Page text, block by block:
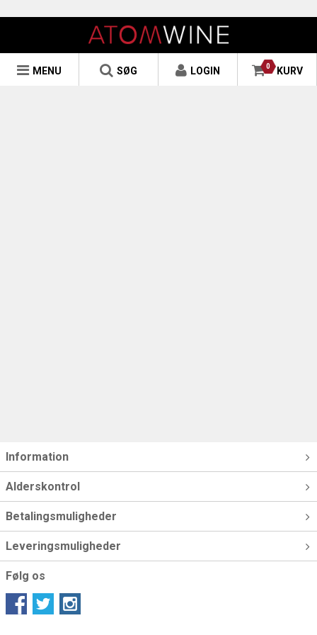
0 KURV
LOGIN
SØG
MENU
Information
Alderskontrol
Betalingsmuligheder
Leveringsmuligheder
Følg os